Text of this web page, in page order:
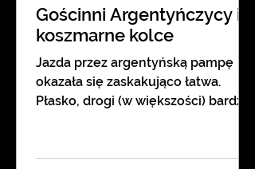
Gościnni Argentyńczycy i
koszmarne kolce
Jazda przez argentyńską pampę
okazała się zaskakująco łatwa.
Płasko, drogi (w większości) bardzo
przyjaźni mieszkańcy i rower, który